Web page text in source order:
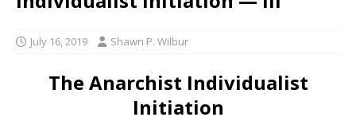
July 16, 2019 Shawn P. Wilbur
The Anarchist Individualist
Initiation